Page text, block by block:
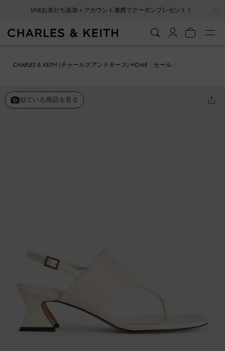
LINEお友だち追加＋アカウント連携でクーポンプレゼント！
CHARLES & KEITH (チャールズアンドキース) HOME
セール
似ている商品を見る